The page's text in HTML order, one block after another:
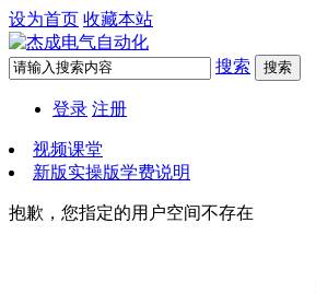
设为首页 收藏本站
搜索 搜索
登录 注册
视频课堂
新版实操版学费说明
抱歉，您指定的用户空间不存在